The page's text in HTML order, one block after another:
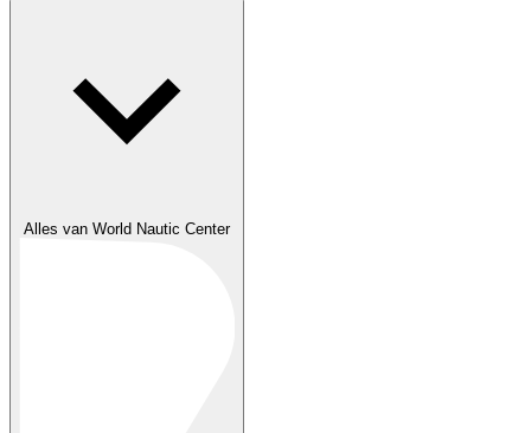
Alles van World Nautic Center